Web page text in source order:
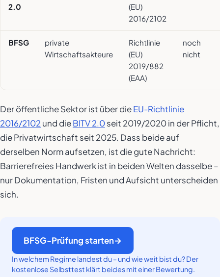
2.0
(EU)
2016/2102
BFSG
private
Wirtschaftsakteure
Richtlinie
(EU)
2019/882
(EAA)
noch
nicht
Der öffentliche Sektor ist über dieEU-Richtlinie
2016/2102 und dieBITV 2.0seit 2019/2020 in der Pflicht,
die Privatwirtschaft seit 2025. Dass beide auf
derselben Norm aufsetzen, ist die gute Nachricht:
Barrierefreies Handwerk ist in beiden Welten dasselbe –
nur Dokumentation, Fristen und Aufsicht unterscheiden
sich.
BFSG-Prüfung starten
In welchem Regime landest du – und wie weit bist du? Der
kostenlose Selbsttest klärt beides mit einer Bewertung.